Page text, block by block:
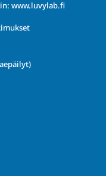
www.luvylab.fi